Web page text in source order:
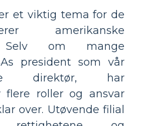
et viktig tema for de
amerikanske
Selv om mange
president som vår
direktør, har
flere roller og ansvar
over. Utøvende filial